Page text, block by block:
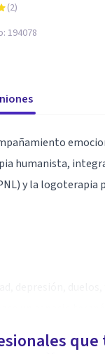
(2)
194078
humanista,
y la logoterapia
un espacio